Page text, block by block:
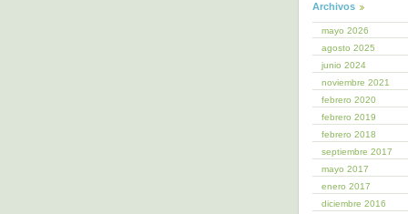
Archivos
mayo 2026
agosto 2025
junio 2024
noviembre 2021
febrero 2020
febrero 2019
febrero 2018
septiembre 2017
mayo 2017
enero 2017
diciembre 2016